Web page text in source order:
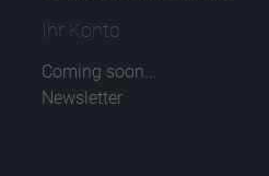
Ihr Konto
Coming soon...
Newsletter